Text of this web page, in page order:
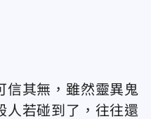
信其無，雖然靈異鬼
人若碰到了，往往還